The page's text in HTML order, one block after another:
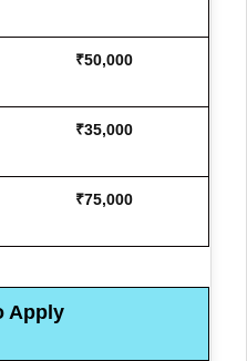
₹50,000
₹35,000
₹75,000
Apply